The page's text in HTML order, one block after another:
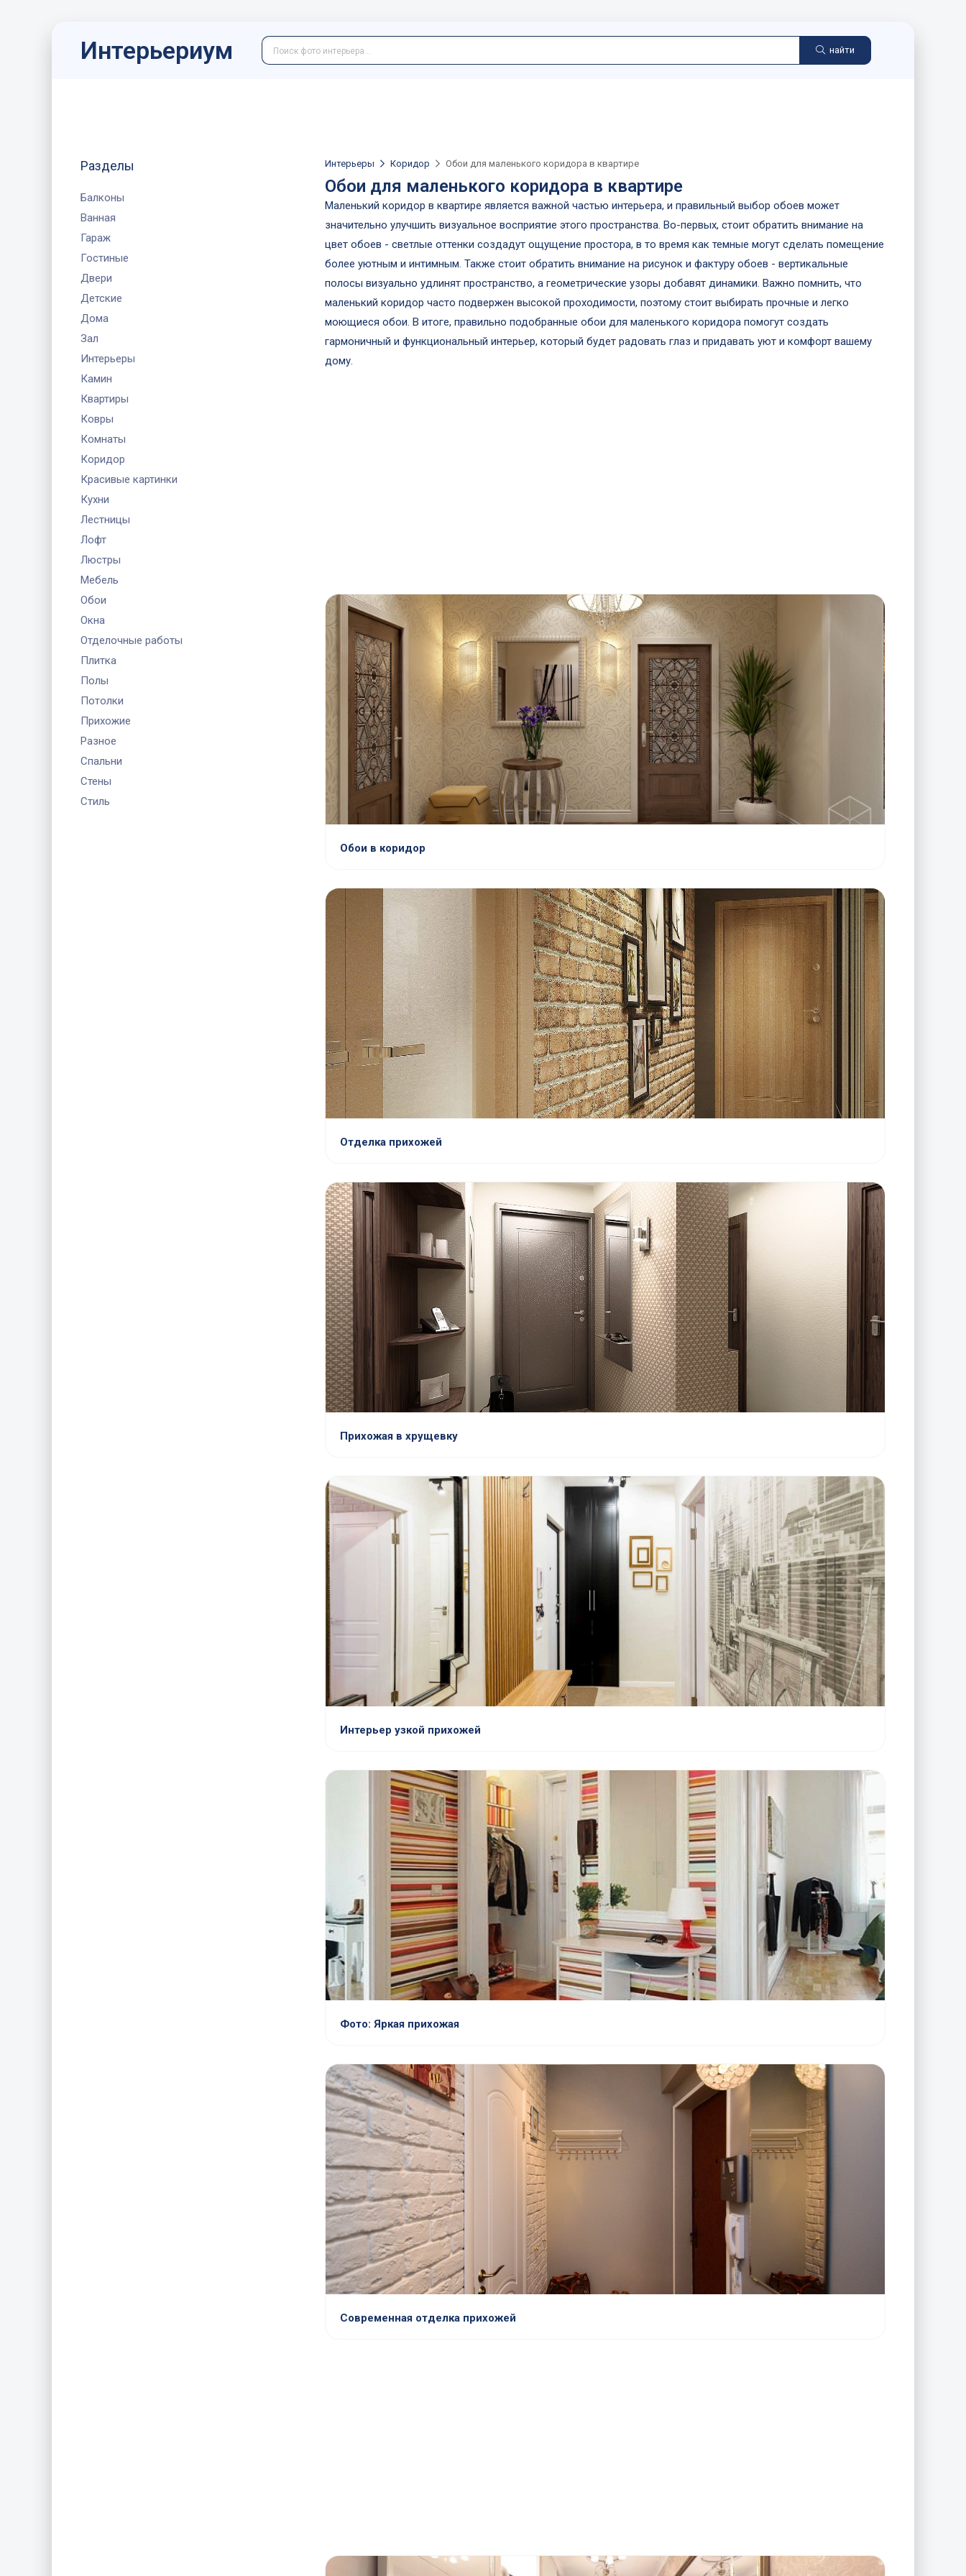
Интерьериум найти
Разделы
Балконы
Ванная
Гараж
Гостиные
Двери
Детские
Дома
Зал
Интерьеры
Камин
Квартиры
Ковры
Комнаты
Коридор
Красивые картинки
Кухни
Лестницы
Лофт
Люстры
Мебель
Обои
Окна
Отделочные работы
Плитка
Полы
Потолки
Прихожие
Разное
Спальни
Стены
Стиль
Интерьеры Коридор Обои для маленького коридора в квартире
Обои для маленького коридора в квартире
Маленький коридор в квартире является важной частью интерьера, и правильный выбор обоев может
значительно улучшить визуальное восприятие этого пространства. Во-первых, стоит обратить внимание на
цвет обоев - светлые оттенки создадут ощущение простора, в то время как темные могут сделать помещение
более уютным и интимным. Также стоит обратить внимание на рисунок и фактуру обоев - вертикальные
полосы визуально удлинят пространство, а геометрические узоры добавят динамики. Важно помнить, что
маленький коридор часто подвержен высокой проходимости, поэтому стоит выбирать прочные и легко
моющиеся обои. В итоге, правильно подобранные обои для маленького коридора помогут создать
гармоничный и функциональный интерьер, который будет радовать глаз и придавать уют и комфорт вашему
дому.
Обои в коридор
Отделка прихожей
Прихожая в хрущевку
Интерьер узкой прихожей
Фото: Яркая прихожая
Современная отделка прихожей